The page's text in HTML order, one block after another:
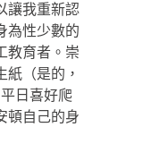
讓我重新認
為性少數的
教育者。崇
紙（是的，
日喜好爬
頓自己的身